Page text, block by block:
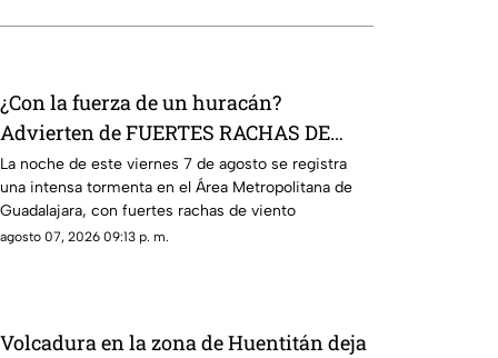
¿Con la fuerza de un huracán?
Advierten de FUERTES RACHAS DE
VIENTO superiores a los 60 km/h
durante lluvia en Guadalajara
La noche de este viernes 7 de agosto se registra
una intensa tormenta en el Área Metropolitana de
Guadalajara, con fuertes rachas de viento
agosto 07, 2026 09:13 p. m.
Volcadura en la zona de Huentitán deja